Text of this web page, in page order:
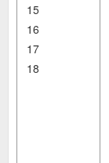
15
16
17
18